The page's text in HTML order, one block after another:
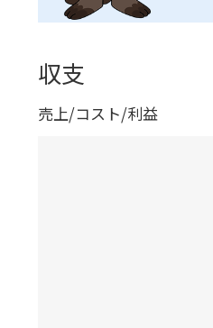
収支
売上/コスト/利益